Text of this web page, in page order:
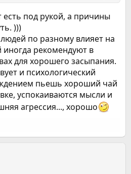
есть под рукой, а причины
)))
по разному влияет на
рекомендуют в
для хорошего засыпания.
и психологический
пьешь хороший чай
успокаиваются мысли и
агрессия..., хорошо